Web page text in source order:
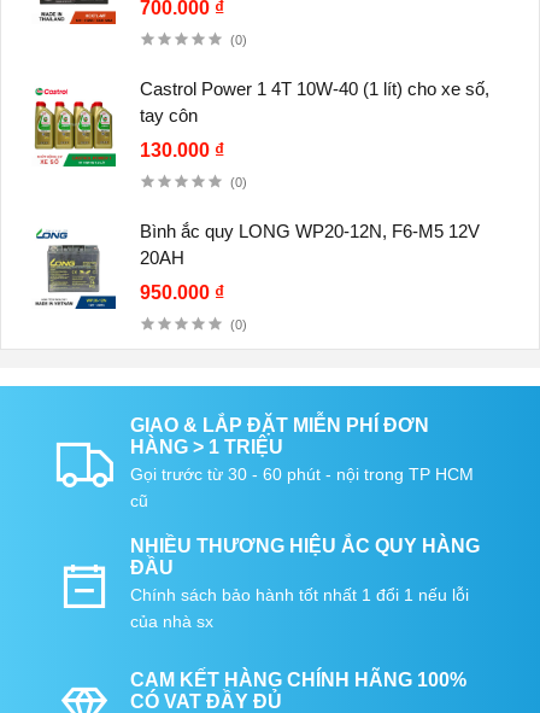
700.000 ₫
(0)
Castrol Power 1 4T 10W-40 (1 lít) cho xe số,
tay côn
130.000 ₫
(0)
Bình ắc quy LONG WP20-12N, F6-M5 12V
20AH
950.000 ₫
(0)
GIAO & LẮP ĐẶT MIỄN PHÍ ĐƠN
HÀNG > 1 TRIỆU
Gọi trước từ 30 - 60 phút - nội trong TP HCM
cũ
NHIỀU THƯƠNG HIỆU ẮC QUY HÀNG
ĐẦU
Chính sách bảo hành tốt nhất 1 đổi 1 nếu lỗi
của nhà sx
CAM KẾT HÀNG CHÍNH HÃNG 100%
CÓ VAT ĐẦY ĐỦ